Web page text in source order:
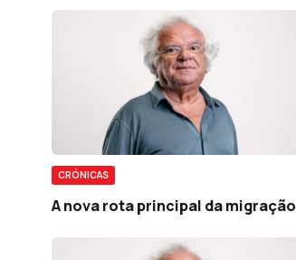
CRÓNICAS
A nova rota principal da migração